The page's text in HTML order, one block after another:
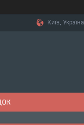
Київ, Україна